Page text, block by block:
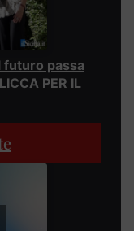
futuro passa
PER IL